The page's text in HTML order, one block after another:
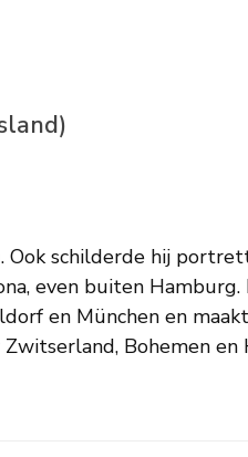
Zwitserland, Bohemen en